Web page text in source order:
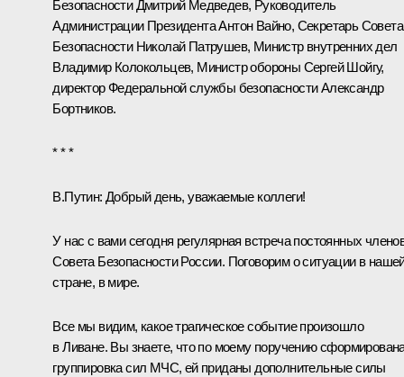
БезопасностиДмитрий Медведев, Руководитель
Администрации ПрезидентаАнтон Вайно, Секретарь Совета
Безопасности Николай Патрушев, Министр внутренних дел
Владимир Колокольцев, Министр обороны Сергей Шойгу,
директор Федеральной службы безопасностиАлександр
Бортников.
* * *
В.Путин: Добрый день, уважаемые коллеги!
У нас с вами сегодня регулярная встреча постоянных
Совета Безопасности России. Поговорим о ситуации в
стране, в мире.
Все мы видим, какое трагическое событие произошло
в Ливане. Вы знаете, что по моему поручению
группировка сил МЧС, ей приданы дополнительные силы